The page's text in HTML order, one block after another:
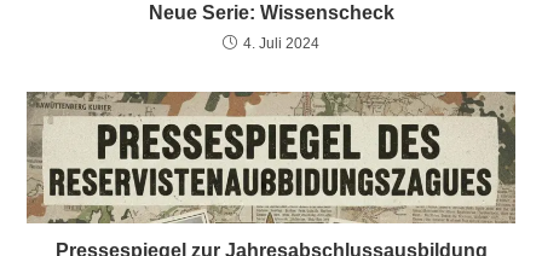
Neue Serie: Wissenscheck
4. Juli 2024
Pressespiegel zur Jahresabschlussausbildung